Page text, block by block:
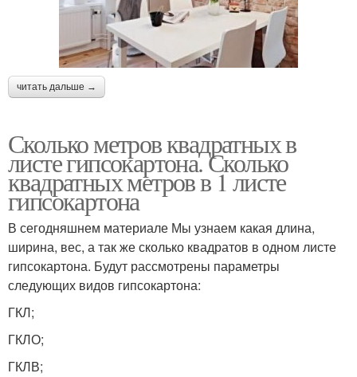
читать дальше →
Сколько метров квадратных в
листе гипсокартона. Сколько
квадратных метров в 1 листе
гипсокартона
В сегодняшнем материале Мы узнаем какая длина,
ширина, вес, а так же сколько квадратов в одном листе
гипсокартона. Будут рассмотрены параметры
следующих видов гипсокартона:
ГКЛ;
ГКЛО;
ГКЛВ;